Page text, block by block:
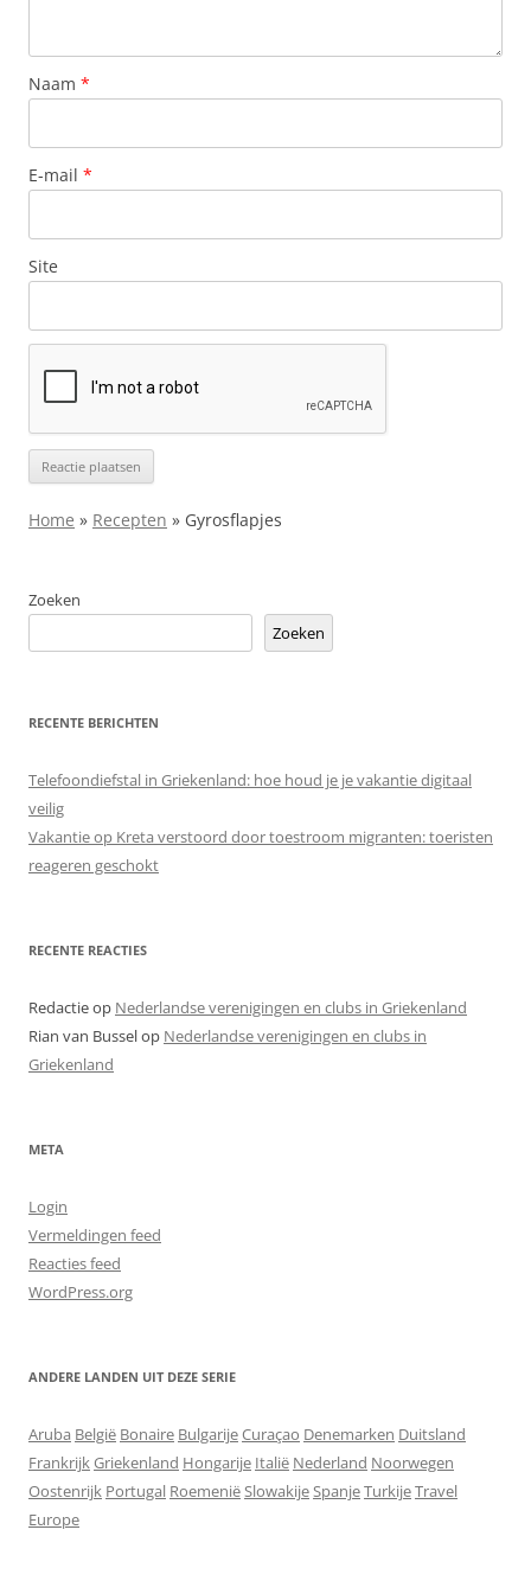
Naam *
E-mail *
Site
Home » Recepten » Gyrosflapjes
Zoeken
Zoeken
RECENTE BERICHTEN
Telefoondiefstal in Griekenland: hoe houd je je vakantie digitaal
veilig
Vakantie op Kreta verstoord door toestroom migranten: toeristen
reageren geschokt
RECENTE REACTIES
Redactieop Nederlandse verenigingen en clubs in Griekenland
Rian van Busselop Nederlandse verenigingen en clubs in
Griekenland
META
Login
Vermeldingen feed
Reacties feed
WordPress.org
ANDERE LANDEN UIT DEZE SERIE
Aruba België Bonaire BulgarijeCuraçao Denemarken Duitsland
FrankrijkGriekenland Hongarije Italië Nederland Noorwegen
Oostenrijk Portugal RoemeniëSlowakijeSpanjeTurkijeTravel
Europe